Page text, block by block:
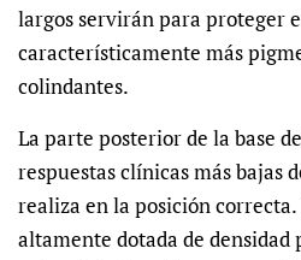
largos servirán para proteger
característicamente más
colindantes.
La parte posterior de la base
respuestas clínicas más bajas
realiza en la posición
altamente dotada de densidad